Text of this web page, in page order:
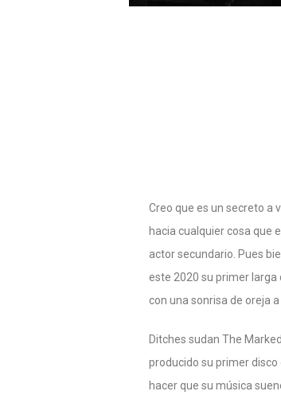
Creo que es un secreto a
hacia cualquier cosa que
actor secundario. Pues
este 2020 su primer larga
con una sonrisa de oreja
Ditches sudan The
producido su primer
hacer que su música